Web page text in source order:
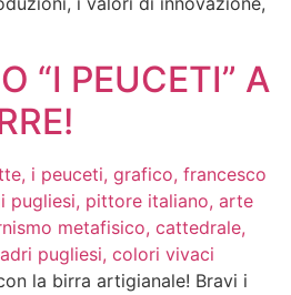
“I PEUCETI” A
la birra artigianale! Bravi i